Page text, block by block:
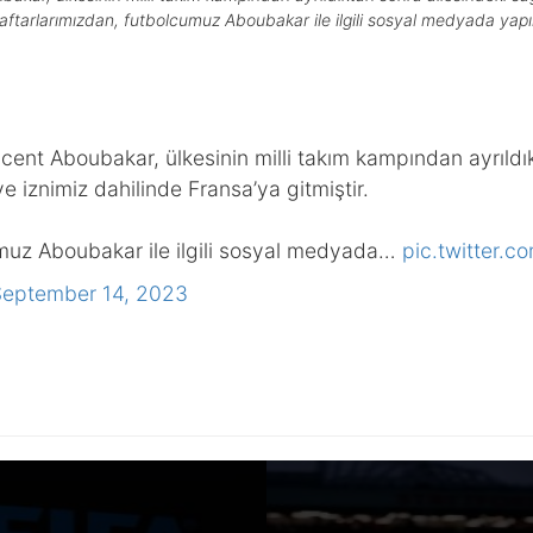
futbolcumuz Aboubakar ile ilgili sosyal medyada
Aboubakar, ülkesinin milli takım kampından
iznimiz dahilinde Fransa’ya gitmiştir.
Aboubakar ile ilgili sosyal medyada…
14, 2023